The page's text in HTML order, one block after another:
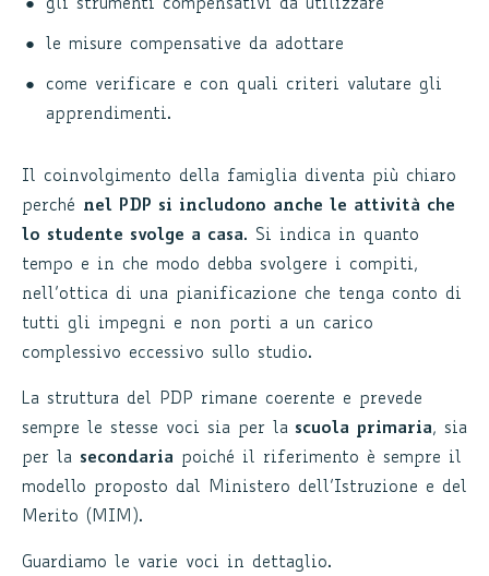
gli strumenti compensativi da utilizzare
le misure compensative da adottare
come verificare e con quali criteri valutare gli
apprendimenti.
Il coinvolgimento della famiglia diventa più chiaro
perché nel PDP si includono anche le attività che
lo studente svolge a casa. Si indica in quanto
tempo e in che modo debba svolgere i compiti,
nell’ottica di una pianificazione che tenga conto di
tutti gli impegni e non porti a un carico
complessivo eccessivo sullo studio.
La struttura del PDP rimane coerente e prevede
sempre le stesse voci sia per la scuola primaria, sia
per la secondaria poiché il riferimento è sempre il
modello proposto dal Ministero dell’Istruzione e del
Merito (MIM).
Guardiamo le varie voci in dettaglio.